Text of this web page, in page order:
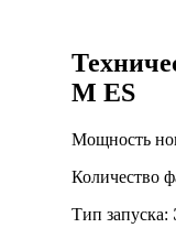
M ES
Мощность
Количество
Тип запуска: